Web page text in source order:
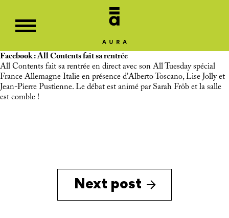
Facebook : All Contents fait sa rentrée
All Contents fait sa rentrée en direct avec son All Tuesday spécial
France Allemagne Italie en présence d’Alberto Toscano, Lise Jolly et
Jean-Pierre Pustienne. Le débat est animé par Sarah Fröb et la salle
est comble !
Next post